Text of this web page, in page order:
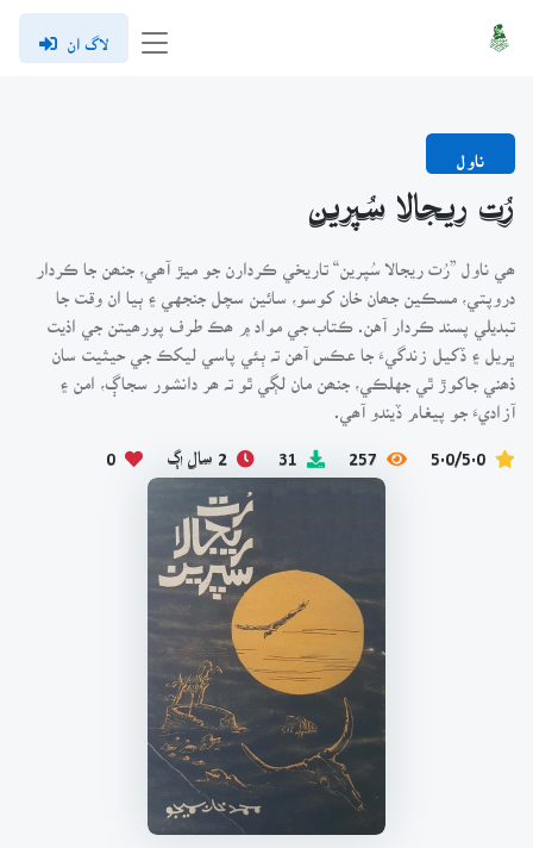
لاگ ان
ناول
رُت ريجالا سُپرين
ھي ناول ”رُت ريجالا سُپرين“ تاريخي ڪردارن جو ميڙ آھي، جنھن جا ڪردار
دروپتي، مسڪين جھان خان کوسو، سائين سچل جنجهي ۽ ٻيا ان وقت جا
تبديلي پسند ڪردار آهن. ڪتاب جي مواد ۾ ھڪ طرف پورھيتن جي اذيت
ڀريل ۽ ڏکيل زندگيءَ جا عڪس آھن تہ ٻئي پاسي ليکڪ جي حيثيت سان
ذھني جاکوڙ ٿي جهلڪي، جنھن مان لڳي ٿو تہ ھر دانشور سجاڳ، امن ۽
آزاديءَ جو پيغام ڏيندو آھي.
5.0/5.0
257
31 2 سال اڳ 0